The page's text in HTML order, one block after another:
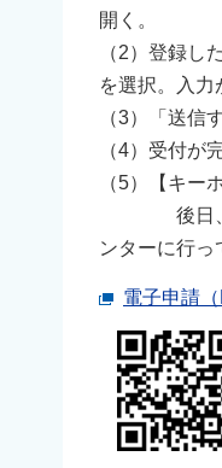
開く。
（2）登録し
を選択。入力
（3）「送信
（4）受付が
（5）【キー
後日、申請
ンターに行っ
電子申請